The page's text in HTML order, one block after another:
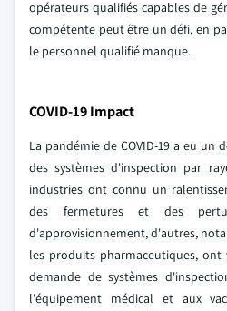
opérateurs qualifiés capables de
compétente peut être un défi, en
le personnel qualifié manque.
COVID-19 Impact
La pandémie de COVID-19 a eu
des systèmes d'inspection par
industries ont connu un
des fermetures et des
d'approvisionnement, d'autres,
les produits pharmaceutiques,
demande de systèmes
l'équipement médical et aux